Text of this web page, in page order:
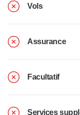
Vols
Assurance
Facultatif
Services